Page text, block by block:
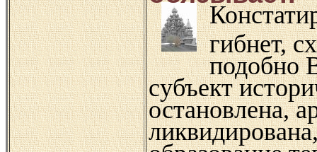
гибнет,
подобно
субъект
остановлена,